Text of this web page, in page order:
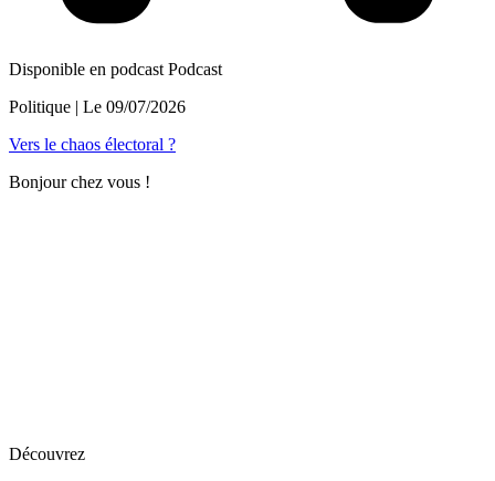
Disponible en podcast Podcast
Politique | Le 09/07/2026
Vers le chaos électoral ?
Bonjour chez vous !
Découvrez